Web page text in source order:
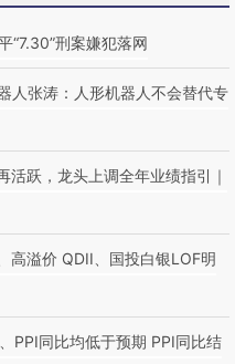
“7.30”刑案嫌犯落网
人张涛：人形机器人不会替代专
活跃，龙头上调全年业绩指引｜
高溢价 QDII、国投白银LOF明
PPI同比均低于预期 PPI同比结